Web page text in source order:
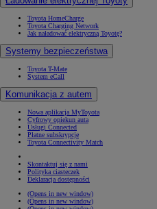
Toyota HomeCharge
Toyota Charging Network
Jak naładować elektryczną Toyotę?
Systemy bezpieczeństwa
Toyota T-Mate
System eCall
Komunikacja z autem
Nowa aplikacja MyToyota
Cyfrowy opiekun auta
Usługi Connected
Płatne subskrypcje
Toyota Connectivity Match
Skontaktuj się z nami
Polityka ciasteczek
Deklaracja dostępności
(Opens in new window)
(Opens in new window)